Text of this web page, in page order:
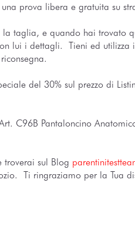
prova libera e gratuita su
la taglia, e quando hai trovato
lui i dettagli. Tieni ed utilizza
del 30% sul prezzo di
C96B Pantaloncino
troverai sul Blog
Ti ringraziamo per la Tua